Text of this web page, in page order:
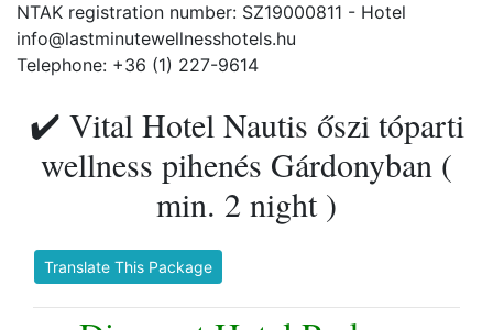
NTAK registration number: SZ19000811 - Hotel
info@lastminutewellnesshotels.hu
Telephone: +36 (1) 227-9614
✔️ Vital Hotel Nautis őszi tóparti
wellness pihenés Gárdonyban (
min. 2 night )
Translate This Package